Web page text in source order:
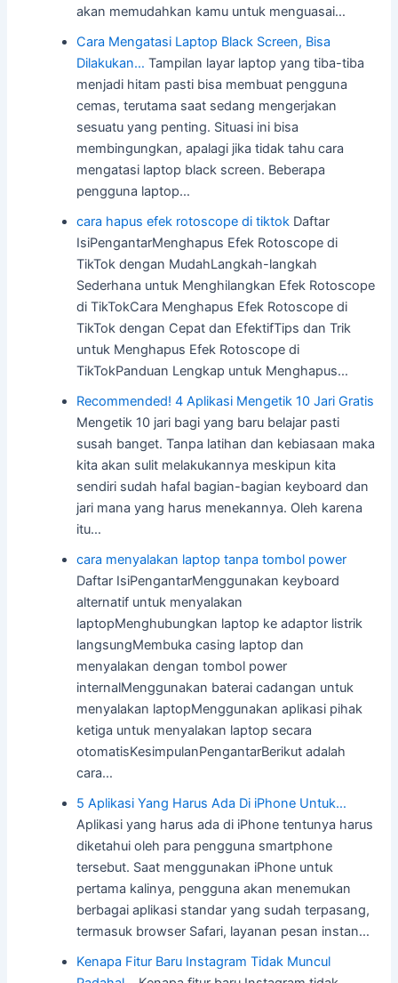
akan memudahkan kamu untuk menguasai…
Cara Mengatasi Laptop Black Screen, Bisa
Dilakukan… Tampilan layar laptop yang tiba-tiba
menjadi hitam pasti bisa membuat pengguna
cemas, terutama saat sedang mengerjakan
sesuatu yang penting. Situasi ini bisa
membingungkan, apalagi jika tidak tahu cara
mengatasi laptop black screen. Beberapa
pengguna laptop…
cara hapus efek rotoscope di tiktok Daftar
IsiPengantarMenghapus Efek Rotoscope di
TikTok dengan MudahLangkah-langkah
Sederhana untuk Menghilangkan Efek Rotoscope
di TikTokCara Menghapus Efek Rotoscope di
TikTok dengan Cepat dan EfektifTips dan Trik
untuk Menghapus Efek Rotoscope di
TikTokPanduan Lengkap untuk Menghapus…
Recommended! 4 Aplikasi Mengetik 10 Jari Gratis
Mengetik 10 jari bagi yang baru belajar pasti
susah banget. Tanpa latihan dan kebiasaan maka
kita akan sulit melakukannya meskipun kita
sendiri sudah hafal bagian-bagian keyboard dan
jari mana yang harus menekannya. Oleh karena
itu…
cara menyalakan laptop tanpa tombol power
Daftar IsiPengantarMenggunakan keyboard
alternatif untuk menyalakan
laptopMenghubungkan laptop ke adaptor listrik
langsungMembuka casing laptop dan
menyalakan dengan tombol power
internalMenggunakan baterai cadangan untuk
menyalakan laptopMenggunakan aplikasi pihak
ketiga untuk menyalakan laptop secara
otomatisKesimpulanPengantarBerikut adalah
cara…
5 Aplikasi Yang Harus Ada Di iPhone Untuk…
Aplikasi yang harus ada di iPhone tentunya harus
diketahui oleh para pengguna smartphone
tersebut. Saat menggunakan iPhone untuk
pertama kalinya, pengguna akan menemukan
berbagai aplikasi standar yang sudah terpasang,
termasuk browser Safari, layanan pesan instan…
Kenapa Fitur Baru Instagram Tidak Muncul